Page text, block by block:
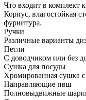
Что входит в комплект
Корпус, влагостойкая
фурнитура.
Ручки
Различные варианты
Петли
С доводчиком или без
Сушка для посуды
Хромированная сушка
Направляющие пвш
Полновыдвижные